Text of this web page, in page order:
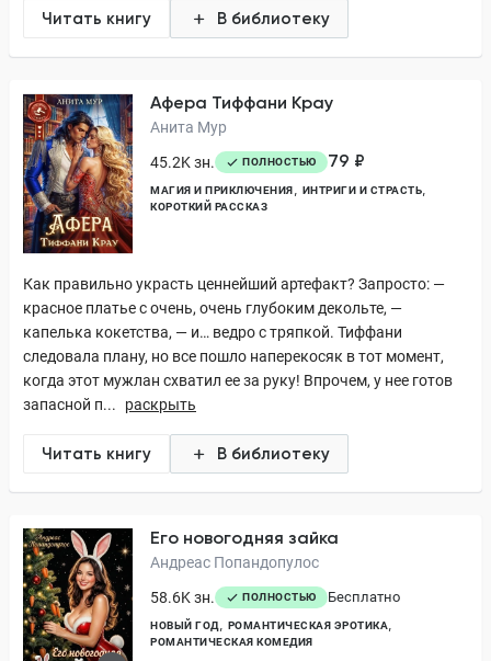
Читать книгу В библиотеку
Афера Тиффани Крау
Анита Мур
45.2K зн.
ПОЛНОСТЬЮ 79 ₽
МАГИЯ И ПРИКЛЮЧЕНИЯ
ИНТРИГИ И СТРАСТЬ
КОРОТКИЙ РАССКАЗ
Как правильно украсть ценнейший артефакт? Запросто: —
красное платье с очень, очень глубоким декольте, —
капелька кокетства, — и… ведро с тряпкой. Тиффани
следовала плану, но все пошло наперекосяк в тот момент,
когда этот мужлан схватил ее за руку! Впрочем, у нее готов
запасной п...
раскрыть
Читать книгу В библиотеку
Его новогодняя зайка
Андреас Попандопулос
58.6K зн.
ПОЛНОСТЬЮ Бесплатно
НОВЫЙ ГОД
РОМАНТИЧЕСКАЯ ЭРОТИКА
РОМАНТИЧЕСКАЯ КОМЕДИЯ